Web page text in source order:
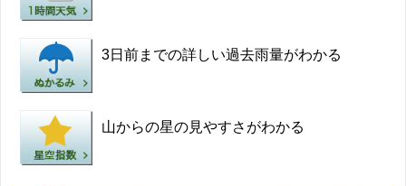
3日前までの詳しい過去雨量がわかる
山からの星の見やすさがわかる